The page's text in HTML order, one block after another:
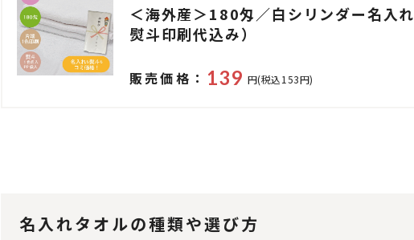
＜海外産＞180匁／白シリンダー名入
熨斗印刷代込み）
販売価格： 139 円(税込153円)
名入れタオルの種類や選び方